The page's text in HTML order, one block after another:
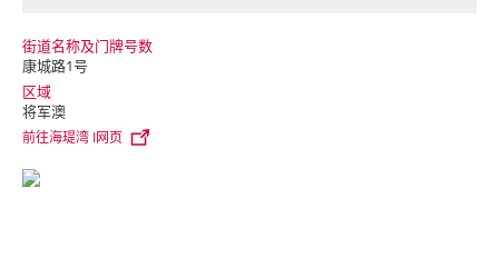
街道名称及门牌号数
康城路1号
区域
将军澳
前往海瑅湾 I网页